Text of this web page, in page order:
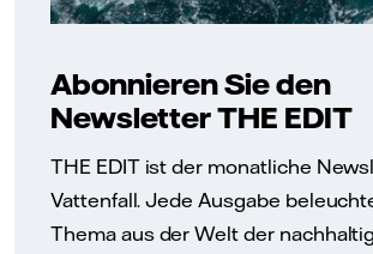
Abonnieren Sie den
Newsletter THE EDIT
THE EDIT ist der monatliche
Vattenfall. Jede Ausgabe
Thema aus der Welt der